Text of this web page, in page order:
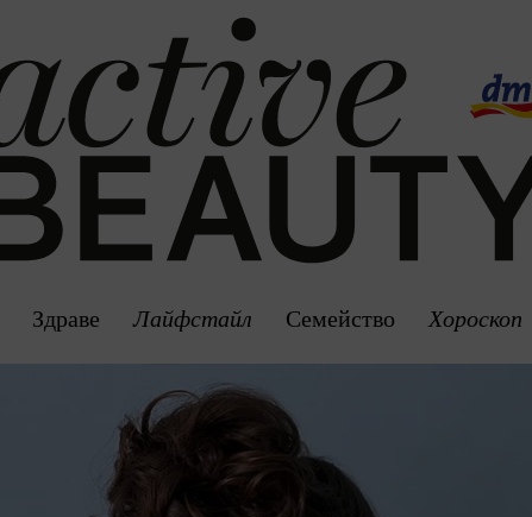
Здраве Лайфстайл Семейство Хороскоп